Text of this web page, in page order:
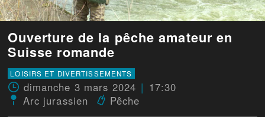
Ouverture de la pêche amateur en
Suisse romande
LOISIRS ET DIVERTISSEMENTS
dimanche 3 mars 2024
17:30
Arc jurassien
Pêche